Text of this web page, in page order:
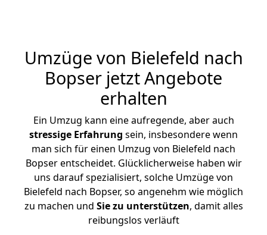
Umzüge von Bielefeld nach
Bopser jetzt Angebote
erhalten
Ein Umzug kann eine aufregende, aber auch
stressige Erfahrung sein, insbesondere wenn
man sich für einen Umzug von Bielefeld nach
Bopser entscheidet. Glücklicherweise haben wir
uns darauf spezialisiert, solche Umzüge von
Bielefeld nach Bopser, so angenehm wie möglich
zu machen und Sie zu unterstützen, damit alles
reibungslos verläuft